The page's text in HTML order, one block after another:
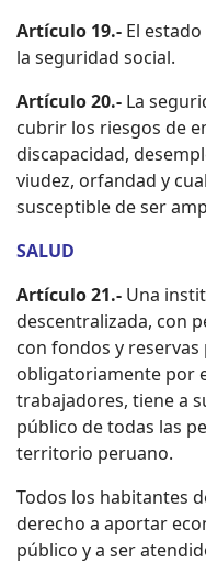
Artículo 19.- El
la seguridad social.
Artículo 20.- La
cubrir los riesgos de
discapacidad,
viudez, orfandad y
susceptible de ser
SALUD
Artículo 21.- Una
descentralizada, con
con fondos y
obligatoriamente por
trabajadores, tiene a
público de todas las
territorio peruano.
Todos los habitantes
derecho a aportar
público y a ser